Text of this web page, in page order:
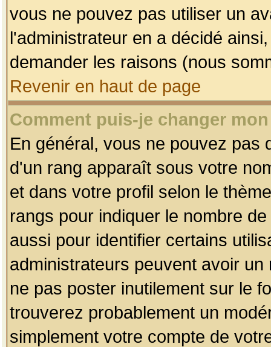
vous ne pouvez pas utiliser un
l'administrateur en a décidé
demander les raisons (nous
Revenir en haut de page
Comment puis-je changer
En général, vous ne pouvez pas
d'un rang apparaît sous votre
et dans votre profil selon le
rangs pour indiquer le nombre
aussi pour identifier certains
administrateurs peuvent avoir
ne pas poster inutilement sur le
trouverez probablement un
simplement votre compte de